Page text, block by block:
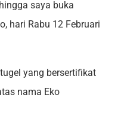
saya buka
hari Rabu 12 Februari
yang bersertifikat
nama Eko